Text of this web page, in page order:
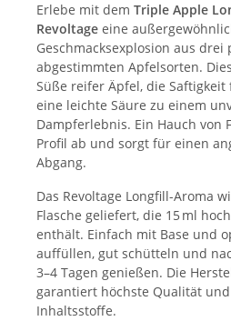
Erlebe mit dem Triple Apple
Revoltage eine
Geschmacksexplosion aus
abgestimmten Apfelsorten.
Süße reifer Äpfel, die
eine leichte Säure zu einem
Dampferlebnis. Ein Hauch von
Profil ab und sorgt für einen
Abgang.
Das Revoltage Longfill-Aroma
Flasche geliefert, die 15 ml
enthält. Einfach mit Base und
auffüllen, gut schütteln und
3–4 Tagen genießen. Die
garantiert höchste Qualität
Inhaltsstoffe.